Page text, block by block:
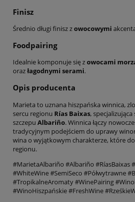
Finisz
Średnio długi finisz zowocowymi
Foodpairing
Idealnie komponuje się zowocami
orazłagodnymi serami.
Opis producenta
Marieta to uznana hiszpańska winnica,
sercu regionu Rías Baixas,
szczepu Albariño. Winnica łączy
tradycyjnym podejściem do uprawy
wina o wyjątkowym charakterze, które
regionu.
#MarietaAlbariño #Albariño #RíasBaixas
#WhiteWine #SemiSeco #Półwytrawne
#TropikalneAromaty #WinePairing
#WinoHiszpańskie #FreshWine